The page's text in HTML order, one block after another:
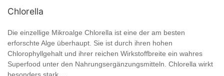
Chlorella
Die einzellige Mikroalge Chlorella ist eine der am besten
erforschte Alge überhaupt. Sie ist durch ihren hohen
Chlorophyllgehalt und ihrer reichen Wirkstoffbreite ein wahres
Superfood unter den Nahrungsergänzungsmitteln. Chlorella wirkt